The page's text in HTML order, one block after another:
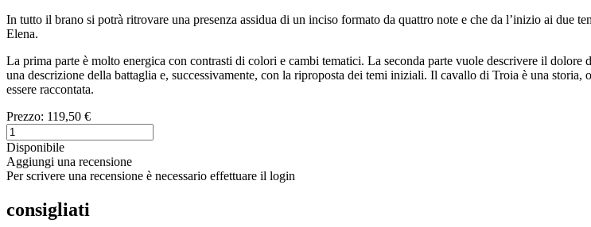
In tutto il brano si potrà ritrovare una presenza assidua di un inciso formato da quattro note e che da l’inizio ai due
Elena.
La prima parte è molto energica con contrasti di colori e cambi tematici. La seconda parte vuole descrivere il dolore
una descrizione della battaglia e, successivamente, con la riproposta dei temi iniziali. Il cavallo di Troia è una
essere raccontata.
Prezzo: 119,50 €
Disponibile
Aggiungi una recensione
Per scrivere una recensione è necessario effettuare il login
consigliati